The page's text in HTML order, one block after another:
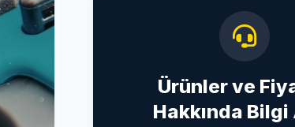
Ürünler ve
Hakkında Bilgi